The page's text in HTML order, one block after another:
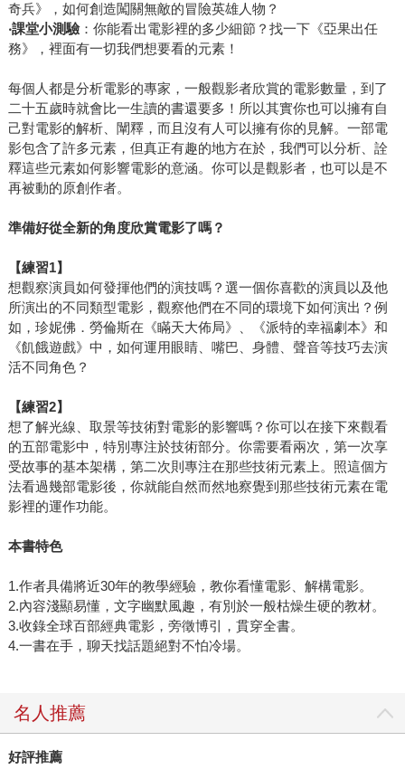
奇兵》，如何創造闖關無敵的冒險英雄人物？
‧課堂小測驗：你能看出電影裡的多少細節？找一下《亞果出任
務》，裡面有一切我們想要看的元素！
每個人都是分析電影的專家，一般觀影者欣賞的電影數量，到了
二十五歲時就會比一生讀的書還要多！所以其實你也可以擁有自
己對電影的解析、闡釋，而且沒有人可以擁有你的見解。一部電
影包含了許多元素，但真正有趣的地方在於，我們可以分析、詮
釋這些元素如何影響電影的意涵。你可以是觀影者，也可以是不
再被動的原創作者。
準備好從全新的角度欣賞電影了嗎？
【練習1】
想觀察演員如何發揮他們的演技嗎？選一個你喜歡的演員以及他
所演出的不同類型電影，觀察他們在不同的環境下如何演出？例
如，珍妮佛．勞倫斯在《瞞天大佈局》、《派特的幸福劇本》和
《飢餓遊戲》中，如何運用眼睛、嘴巴、身體、聲音等技巧去演
活不同角色？
【練習2】
想了解光線、取景等技術對電影的影響嗎？你可以在接下來觀看
的五部電影中，特別專注於技術部分。你需要看兩次，第一次享
受故事的基本架構，第二次則專注在那些技術元素上。照這個方
法看過幾部電影後，你就能自然而然地察覺到那些技術元素在電
影裡的運作功能。
本書特色
1.作者具備將近30年的教學經驗，教你看懂電影、解構電影。
2.內容淺顯易懂，文字幽默風趣，有別於一般枯燥生硬的教材。
3.收錄全球百部經典電影，旁徵博引，貫穿全書。
4.一書在手，聊天找話題絕對不怕冷場。
名人推薦
好評推薦